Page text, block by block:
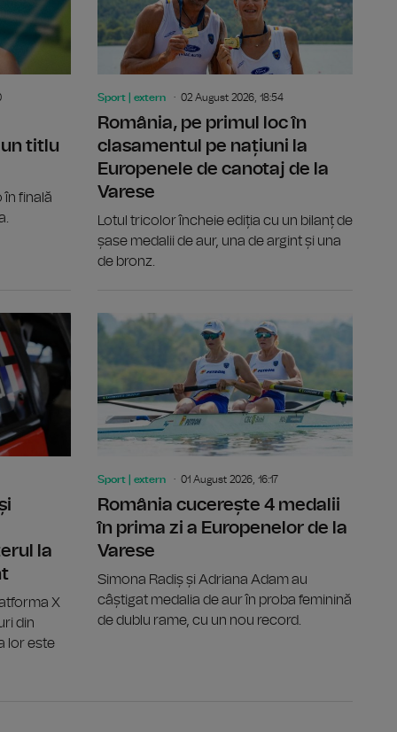
titlu
finală
Sport | extern 02 August 2026, 18:54
România, pe primul loc în
clasamentul pe națiuni la
Europenele de canotaj de la
Varese
Lotul tricolor încheie ediția cu un bilanț de
șase medalii de aur, una de argint și una
de bronz.
la
X
din
lor este
Sport | extern 01 August 2026, 16:17
România cucerește 4 medalii
în prima zi a Europenelor de la
Varese
Simona Radiș și Adriana Adam au
câștigat medalia de aur în proba feminină
de dublu rame, cu un nou record.